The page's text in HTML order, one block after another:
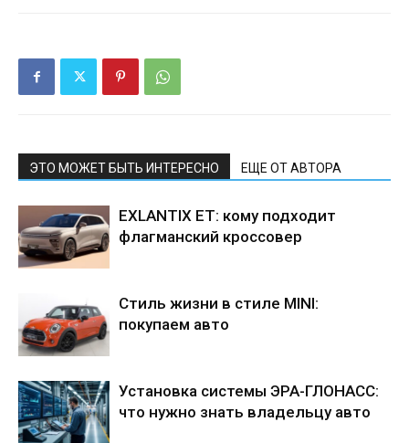
ЭТО МОЖЕТ БЫТЬ ИНТЕРЕСНО ЕЩЕ ОТ АВТОРА
EXLANTIX ET: кому подходит
флагманский кроссовер
Стиль жизни в стиле MINI:
покупаем авто
Установка системы ЭРА-ГЛОНАСС:
что нужно знать владельцу авто